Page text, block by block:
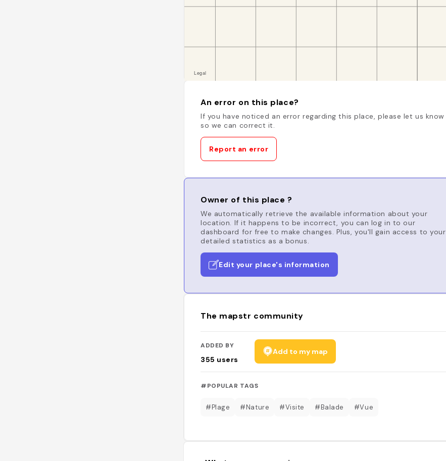
An error on this place?
If you have noticed an error regarding this place, please let us know
so we can correct it.
Report an error
Owner of this place ?
We automatically retrieve the available information about your
location. If it happens to be incorrect, you can log in to our
dashboard for free to make changes. Plus, you'll gain access to your
detailed statistics as a bonus.
Edit your place's information
The mapstr community
ADDED BY
355 users
Add to my map
#POPULAR TAGS
#Plage #Nature #Visite #Balade #Vue